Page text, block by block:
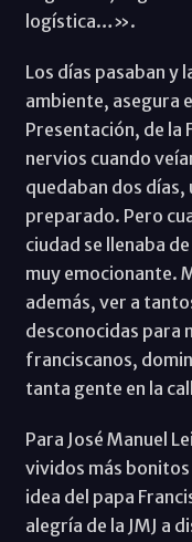
logística…».
Los días pasaban y
ambiente, asegura
Presentación, de
nervios cuando
quedaban dos
preparado. Pero
ciudad se llenaba
muy emocionante.
además, ver a
desconocidas para
franciscanos,
tanta gente en la
Para José Manuel
vividos más
idea del papa
alegría de la JMJ a